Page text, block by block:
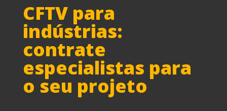
CFTV para
indústrias:
contrate
especialistas para
o seu projeto